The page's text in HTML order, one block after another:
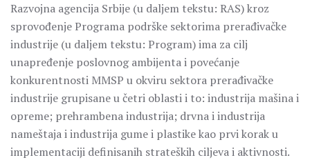
Razvojna agencija Srbije (u daljem tekstu: RAS) kroz
sprovođenje Programa podrške sektorima prerađivačke
industrije (u daljem tekstu: Program) ima za cilj
unapređenje poslovnog ambijenta i povećanje
konkurentnosti MMSP u okviru sektora prerađivačke
industrije grupisane u četri oblasti i to: industrija mašina i
opreme; prehrambena industrija; drvna i industrija
nameštaja i industrija gume i plastike kao prvi korak u
implementaciji definisanih strateških ciljeva i aktivnosti.